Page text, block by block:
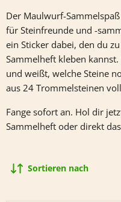
Der Maulwurf-
für Steinfreunde und -
ein Sticker dabei, den du
Sammelheft kleben
und weißt, welche Steine
aus 24 Trommelsteinen
Fange sofort an. Hol dir
Sammelheft oder direkt
Sortieren nach